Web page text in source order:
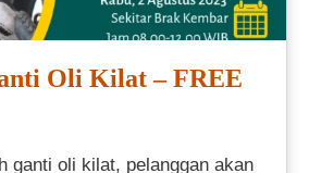
Oli Kilat – FREE
ganti oli kilat, pelanggan akan